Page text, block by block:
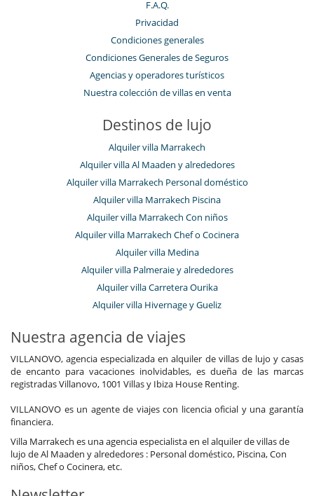
F.A.Q.
Privacidad
Condiciones generales
Condiciones Generales de Seguros
Agencias y operadores turísticos
Nuestra colección de villas en venta
Destinos de lujo
Alquiler villa Marrakech
Alquiler villa Al Maaden y alrededores
Alquiler villa Marrakech Personal doméstico
Alquiler villa Marrakech Piscina
Alquiler villa Marrakech Con niños
Alquiler villa Marrakech Chef o Cocinera
Alquiler villa Medina
Alquiler villa Palmeraie y alrededores
Alquiler villa Carretera Ourika
Alquiler villa Hivernage y Gueliz
Nuestra agencia de viajes
VILLANOVO, agencia especializada en alquiler de villas de lujo y casas
de encanto para vacaciones inolvidables, es dueña de las marcas
registradas Villanovo, 1001 Villas y Ibiza House Renting.
VILLANOVO es un agente de viajes con licencia oficial y una garantía
financiera.
Villa Marrakech es una agencia especialista en el alquiler de villas de
lujo de Al Maaden y alrededores : Personal doméstico, Piscina, Con
niños, Chef o Cocinera, etc.